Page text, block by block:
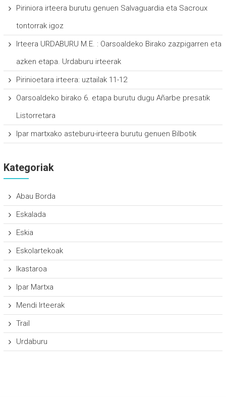
Piriniora irteera burutu genuen Salvaguardia eta Sacroux
tontorrak igoz
Irteera URDABURU M.E. : Oarsoaldeko Birako zazpigarren eta
azken etapa. Urdaburu irteerak
Pirinioetara irteera: uztailak 11-12
Oarsoaldeko birako 6. etapa burutu dugu Añarbe presatik
Listorretara
Ipar martxako asteburu-irteera burutu genuen Bilbotik
Kategoriak
Abau Borda
Eskalada
Eskia
Eskolartekoak
Ikastaroa
Ipar Martxa
Mendi Irteerak
Trail
Urdaburu